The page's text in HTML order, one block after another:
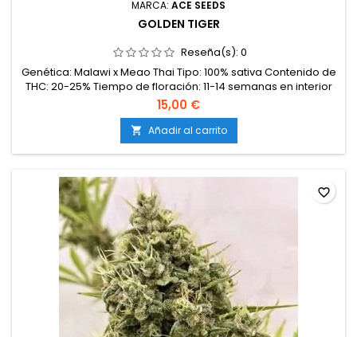
MARCA: ACE SEEDS
GOLDEN TIGER
Reseña(s): 0
Genética: Malawi x Meao Thai Tipo: 100% sativa Contenido de
THC: 20-25% Tiempo de floración: 11-14 semanas en interior
Producción en interior: 500-600 g/m² Producción en
exterior: 600-1000 g/planta Altura: 120-180 cm en interior;
hasta 300 cm en exterior Aromas y sabores: Cítricos, florales
y especiados, con toques de incienso y madera exótica
Efectos:...
15,00 €
 Añadir al carrito
favorite_border